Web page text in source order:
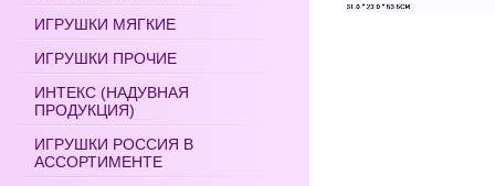
ИГРУШКИ МЯГКИЕ
ИГРУШКИ ПРОЧИЕ
ИНТЕКС (НАДУВНАЯ
ПРОДУКЦИЯ)
ИГРУШКИ РОССИЯ В
АССОРТИМЕНТЕ